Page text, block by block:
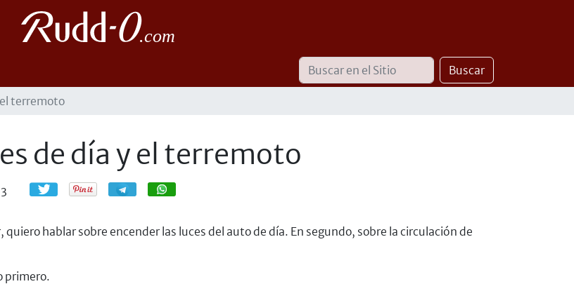
Buscar Buscar
Búsqueda
Avanzada…
terremoto
de día y el terremoto
CompartirCompartir
hablar sobre encender las luces del auto de día. En segundo, sobre la circulación de
primero.